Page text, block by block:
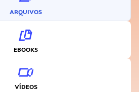
ARQUIVOS
EBOOKS
VÍDEOS